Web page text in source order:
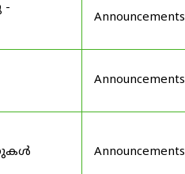
-
Announcements
Announcements
Announcements